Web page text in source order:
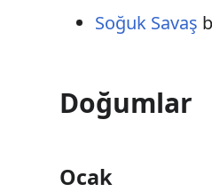
Soğuk Savaş
Doğumlar
Ocak